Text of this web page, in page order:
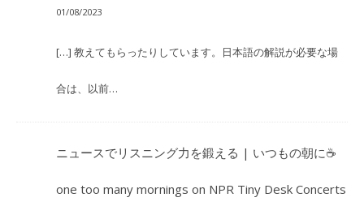
01/08/2023
[…] 教えてもらったりしています。日本語の解説が必要な場
合は、以前…
ニュースでリスニング力を鍛える | いつもの朝に☕
one too many mornings on NPR Tiny Desk Concerts